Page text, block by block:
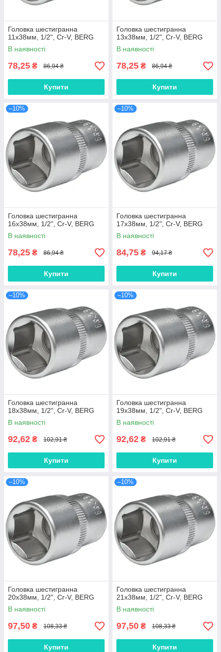
Головка шестигранна
11х38мм, 1/2", Cr-V, BERG
В наявності
78,25 ₴ 86,94 ₴
Купити
Головка шестигранна
13х38мм, 1/2", Cr-V, BERG
В наявності
78,25 ₴ 86,94 ₴
Купити
–10%
Головка шестигранна
16х38мм, 1/2", Cr-V, BERG
В наявності
78,25 ₴ 86,94 ₴
Купити
–10%
Головка шестигранна
17х38мм, 1/2", Cr-V, BERG
В наявності
84,75 ₴ 94,17 ₴
Купити
–10%
Головка шестигранна
18х38мм, 1/2", Cr-V, BERG
В наявності
92,62 ₴ 102,91 ₴
Купити
–10%
Головка шестигранна
19х38мм, 1/2", Cr-V, BERG
В наявності
92,62 ₴ 102,91 ₴
Купити
–10%
Головка шестигранна
20х38мм, 1/2", Cr-V, BERG
В наявності
97,50 ₴ 108,33 ₴
Купити
–10%
Головка шестигранна
21х38мм, 1/2", Cr-V, BERG
В наявності
97,50 ₴ 108,33 ₴
Купити